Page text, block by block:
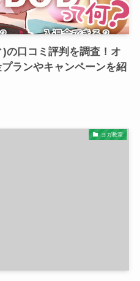
の口コミ評判を調査！オ
ランやキャンペーンを紹
ヨガ教室